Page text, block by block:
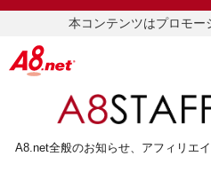
本コンテンツはプロモー
A8.net全般のお知らせ、アフィリエ